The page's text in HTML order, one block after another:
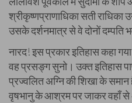
श्रीकृष्णप्राणाधिका सती राधिका
उसके दर्शनमात्र से वे दोनों दम्पति
नारद! इस प्रकार इतिहास कहा
वह प्रसङ्ग सुनो। उक्त इतिहास
प्रज्वलित अग्नि की शिखा के समान
वृषभानु के आश्रम पर जाकर वहाँ